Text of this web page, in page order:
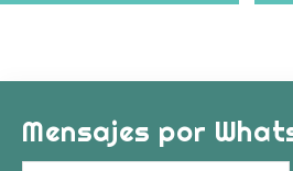
Mensajes por